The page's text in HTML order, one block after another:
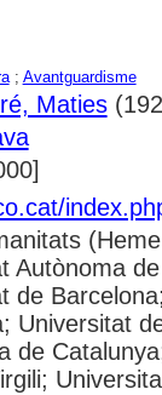
; Avantguardisme
Maties
Autònoma
de
Universitat
de